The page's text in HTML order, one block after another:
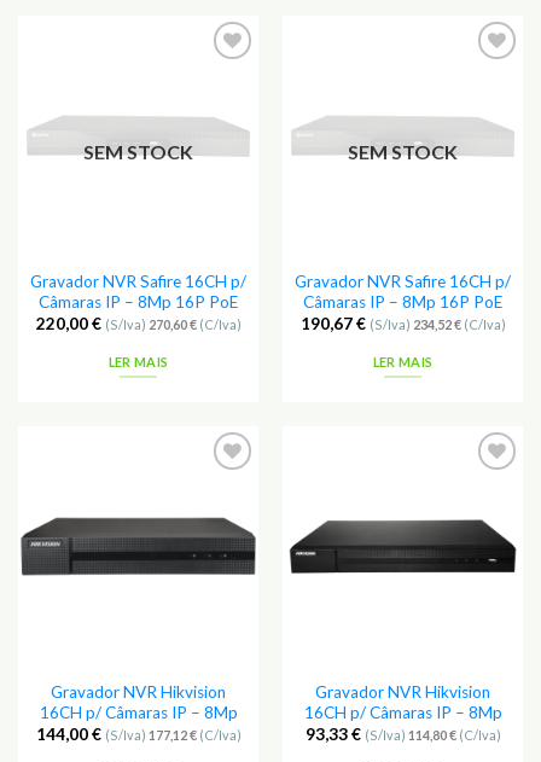
SEM STOCK
Gravador NVR Safire 16CH p/
Câmaras IP – 8Mp 16P PoE
220,00€ (S/Iva) 270,60€(C/Iva)
LER MAIS
SEM STOCK
Gravador NVR Safire 16CH p/
Câmaras IP – 8Mp 16P PoE
190,67€ (S/Iva) 234,52€(C/Iva)
LER MAIS
Favoritos
Gravador NVR Hikvision
16CH p/ Câmaras IP – 8Mp
144,00€ (S/Iva) 177,12€(C/Iva)
Favoritos
Gravador NVR Hikvision
16CH p/ Câmaras IP – 8Mp
93,33€ (S/Iva) 114,80€(C/Iva)